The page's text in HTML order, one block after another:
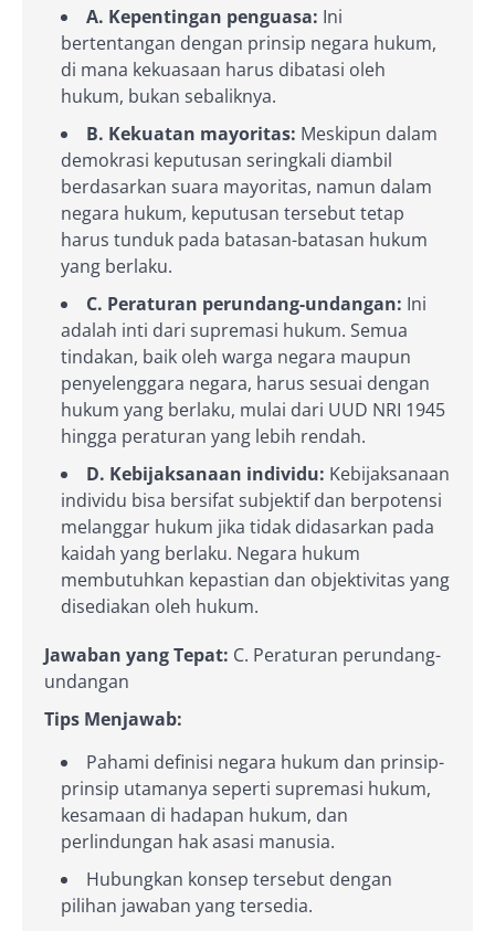
A. Kepentingan penguasa: Ini
bertentangan dengan prinsip negara hukum,
di mana kekuasaan harus dibatasi oleh
hukum, bukan sebaliknya.
B. Kekuatan mayoritas: Meskipun dalam
demokrasi keputusan seringkali diambil
berdasarkan suara mayoritas, namun dalam
negara hukum, keputusan tersebut tetap
harus tunduk pada batasan-batasan hukum
yang berlaku.
C. Peraturan perundang-undangan: Ini
adalah inti dari supremasi hukum. Semua
tindakan, baik oleh warga negara maupun
penyelenggara negara, harus sesuai dengan
hukum yang berlaku, mulai dari UUD NRI 1945
hingga peraturan yang lebih rendah.
D. Kebijaksanaan individu: Kebijaksanaan
individu bisa bersifat subjektif dan berpotensi
melanggar hukum jika tidak didasarkan pada
kaidah yang berlaku. Negara hukum
membutuhkan kepastian dan objektivitas yang
disediakan oleh hukum.
Jawaban yang Tepat: C. Peraturan perundang-
undangan
Tips Menjawab:
Pahami definisi negara hukum dan prinsip-
prinsip utamanya seperti supremasi hukum,
kesamaan di hadapan hukum, dan
perlindungan hak asasi manusia.
Hubungkan konsep tersebut dengan
pilihan jawaban yang tersedia.